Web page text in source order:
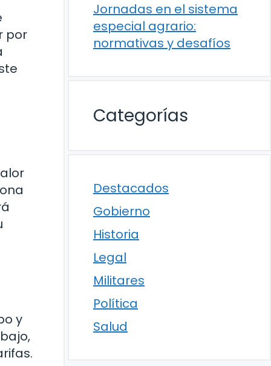
por
y
Jornadas en el sistema
especial agrario:
normativas y desafíos
Categorías
Destacados
Gobierno
Historia
Legal
Militares
Política
Salud